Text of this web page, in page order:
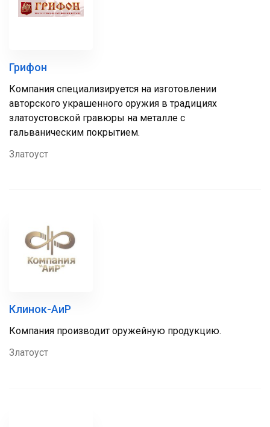
Грифон
Компания специализируется на изготовлении
авторского украшенного оружия в традициях
златоустовской гравюры на металле с
гальваническим покрытием.
Златоуст
Клинок-АиР
Компания производит оружейную продукцию.
Златоуст